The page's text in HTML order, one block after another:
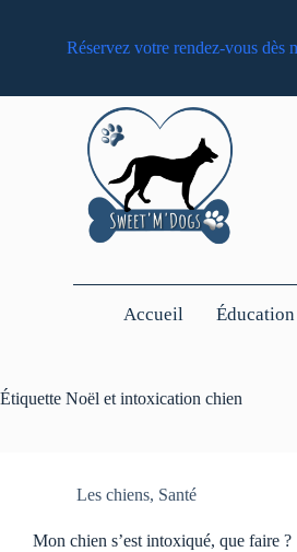
Réservez votre rendez-vous dès
Accueil
Étiquette Noël et intoxication chien
Les chiens, Santé
Mon chien s’est intoxiqué, que faire ?